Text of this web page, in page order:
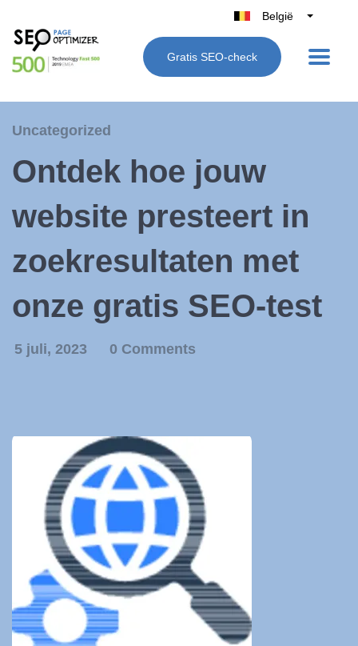
België
Belgique
Nederland
Gratis SEO-check
Uncategorized
Ontdek hoe jouw
website presteert in
zoekresultaten met
onze gratis SEO-test
5 juli, 2023 0 Comments